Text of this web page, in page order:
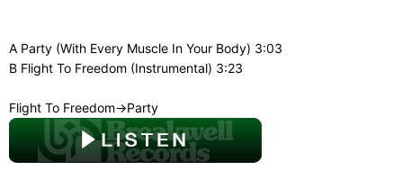
A Party (With Every Muscle In Your Body) 3:03
B Flight To Freedom (Instrumental) 3:23
Flight To Freedom→Party